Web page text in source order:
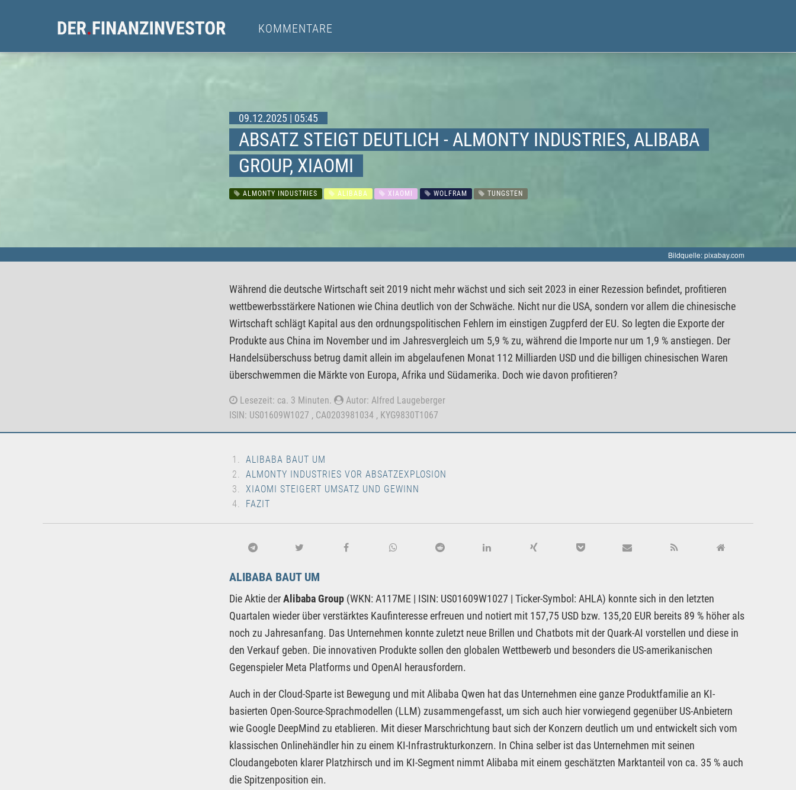
KOMMENTARE
09.12.2025 | 05:45
ABSATZ STEIGT DEUTLICH - ALMONTY INDUSTRIES, ALIBABA
GROUP, XIAOMI
ALMONTY INDUSTRIES ALIBABA XIAOMI WOLFRAM TUNGSTEN
Bildquelle: pixabay.com
Während die deutsche Wirtschaft seit 2019 nicht mehr wächst und sich seit 2023 in einer Rezession befindet, profitieren
wettbewerbsstärkere Nationen wie China deutlich von der Schwäche. Nicht nur die USA, sondern vor allem die chinesische
Wirtschaft schlägt Kapital aus den ordnungspolitischen Fehlern im einstigen Zugpferd der EU. So legten die Exporte der
Produkte aus China im November und im Jahresvergleich um 5,9 % zu, während die Importe nur um 1,9 % anstiegen. Der
Handelsüberschuss betrug damit allein im abgelaufenen Monat 112 Milliarden USD und die billigen chinesischen Waren
überschwemmen die Märkte von Europa, Afrika und Südamerika. Doch wie davon profitieren?
Lesezeit: ca. 3 Minuten.
Autor: Alfred Laugeberger
ISIN: US01609W1027 , CA0203981034 , KYG9830T1067
ALIBABA BAUT UM
ALMONTY INDUSTRIES VOR ABSATZEXPLOSION
XIAOMI STEIGERT UMSATZ UND GEWINN
FAZIT
ALIBABA BAUT UM
Die Aktie derAlibaba Group (WKN: A117ME | ISIN: US01609W1027 | Ticker-Symbol: AHLA) konnte sich in den letzten
Quartalen wieder über verstärktes Kaufinteresse erfreuen und notiert mit 157,75 USD bzw. 135,20 EUR bereits 89 % höher als
noch zu Jahresanfang. Das Unternehmen konnte zuletzt neue Brillen und Chatbots mit der Quark-AI vorstellen und diese in
den Verkauf geben. Die innovativen Produkte sollen den globalen Wettbewerb und besonders die US-amerikanischen
Gegenspieler Meta Platforms und OpenAI herausfordern.
Auch in der Cloud-Sparte ist Bewegung und mit Alibaba Qwen hat das Unternehmen eine ganze Produktfamilie an KI-
basierten Open-Source-Sprachmodellen (LLM) zusammengefasst, um sich auch hier vorwiegend gegenüber US-Anbietern
wie Google DeepMind zu etablieren. Mit dieser Marschrichtung baut sich der Konzern deutlich um und entwickelt sich vom
klassischen Onlinehändler hin zu einem KI-Infrastrukturkonzern. In China selber ist das Unternehmen mit seinen
Cloudangeboten klarer Platzhirsch und im KI-Segment nimmt Alibaba mit einem geschätzten Marktanteil von ca. 35 % auch
die Spitzenposition ein.